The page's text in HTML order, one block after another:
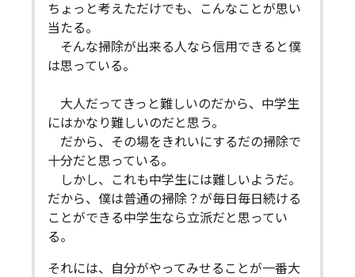
ちょっと考えただけでも、こんなことが思い
当たる。
そんな掃除が出来る人なら信用できると僕
は思っている。
大人だってきっと難しいのだから、中学生
にはかなり難しいのだと思う。
だから、その場をきれいにするだの掃除で
十分だと思っている。
しかし、これも中学生には難しいようだ。
だから、僕は普通の掃除？が毎日毎日続ける
ことができる中学生なら立派だと思ってい
る。
それには、自分がやってみせることが一番大